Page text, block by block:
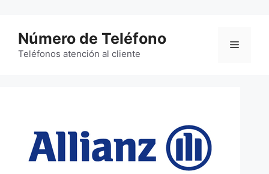
contenido
Número de Teléfono
Teléfonos atención al cliente
Menú